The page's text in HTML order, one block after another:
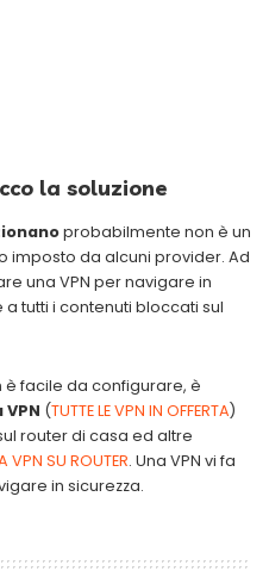
la soluzione
probabilmente non è un
imposto da alcuni provider. Ad
una VPN per navigare in
tutti i contenuti bloccati sul
è facile da configurare, è
(TUTTE LE VPN IN OFFERTA)
router di casa ed altre
VPN SU ROUTER. Una VPN vi fa
in sicurezza.